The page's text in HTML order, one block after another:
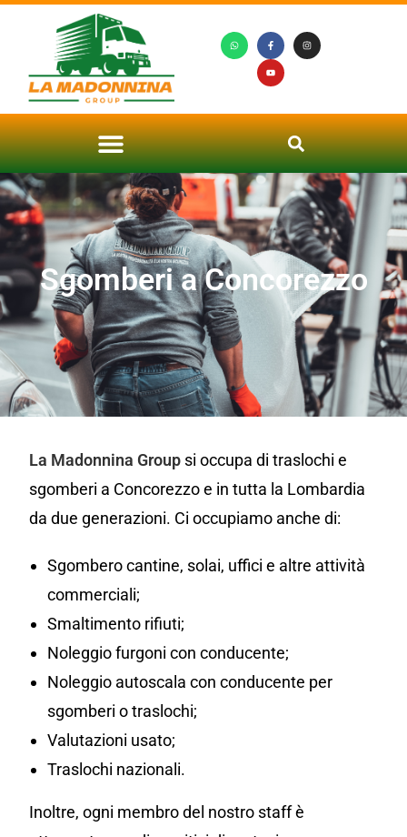
Sgomberi a Concorezzo
La Madonnina Group si occupa di traslochi e
sgomberi a Concorezzo e in tutta la Lombardia
da due generazioni. Ci occupiamo anche di:
Sgombero cantine, solai, uffici e altre attività
commerciali;
Smaltimento rifiuti;
Noleggio furgoni con conducente;
Noleggio autoscala con conducente per
sgomberi o traslochi;
Valutazioni usato;
Traslochi nazionali.
Inoltre, ogni membro del nostro staff è